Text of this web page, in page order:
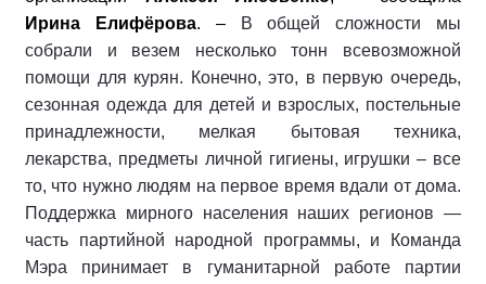
Ирина Елифёрова. –
В общей сложности мы
собрали и везем несколько тонн всевозможной
помощи для курян. Конечно, это, в первую очередь,
сезонная одежда для детей и взрослых, постельные
принадлежности, мелкая бытовая техника,
лекарства, предметы личной гигиены, игрушки – все
то, что нужно людям на первое время вдали от дома.
Поддержка мирного населения наших регионов —
часть партийной народной программы, и Команда
Мэра принимает в гуманитарной работе партии